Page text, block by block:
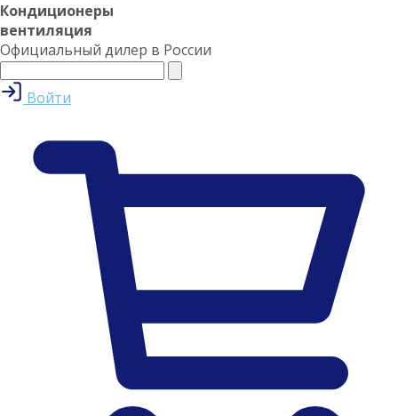
Кондиционеры
вентиляция
Официальный дилер в России
Войти